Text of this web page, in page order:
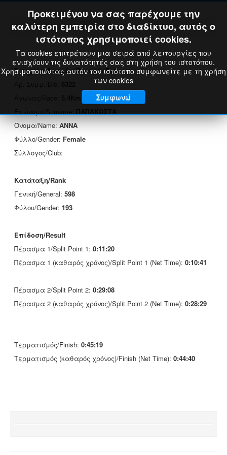
Στοιχεία Δρομέα/Runner's Data
Όνομα/Name:ΑΝΝΑ
Φύλλο/Gender: Female
Σύλλογος/Club:
Κατάταξη/Rank
Γενική/General: 598
Φύλου/Gender: 193
Επίδοση/Result
Πέρασμα 1/Split Point 1: 0:11:20
Πέρασμα 1 (καθαρός χρόνος)/Split Point 1 (Net Time): 0:10:41
Πέρασμα 2/Split Point 2: 0:29:08
Πέρασμα 2 (καθαρός χρόνος)/Split Point 2 (Net Time): 0:28:29
Τερματισμός/Finish: 0:45:19
Τερματισμός (καθαρός χρόνος)/Finish (Net Time): 0:44:40
Προκειμένου να σας παρέχουμε την
καλύτερη εμπειρία στο διαδίκτυο, αυτός ο
ιστότοπος χρησιμοποιεί cookies.
Τα cookies επιτρέπουν μια σειρά από λειτουργίες που
ενισχύουν τις δυνατότητές σας στη χρήση του ιστοτόπου.
Χρησιμοποιώντας αυτόν τον ιστότοπο συμφωνείτε με τη χρήση
των cookies
Συμφωνώ